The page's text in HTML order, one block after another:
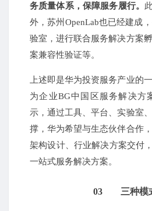
务质量体系，保障服务履行。
外，苏州OpenLab也已经建成
验室，进行联合服务解决方案
案兼容性验证等。
上述即是华为投资服务产业的
为企业BG中国区服务解决方
示，通过工具、平台、实验室
撑，华为希望与生态伙伴合作
架构设计、行业解决方案交付
一站式服务解决方案。
03 三种模